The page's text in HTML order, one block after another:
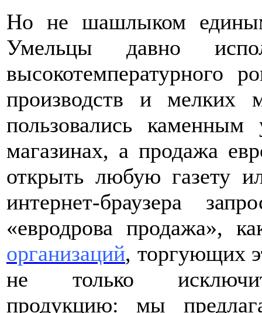
Но не шашлыком
Умельцы давно
высокотемпературного
производств и мелких
пользовались
магазинах, а продажа
открыть любую газету
интернет-браузера
«евродрова продажа»,
организаций, торгующих
не только
продукцию: мы